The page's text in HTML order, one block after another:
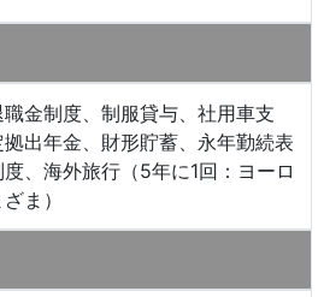
金制度、制服貸与、社用車支
出年金、財形貯蓄、永年勤続表
、海外旅行（5年に1回：ヨーロ
ま）